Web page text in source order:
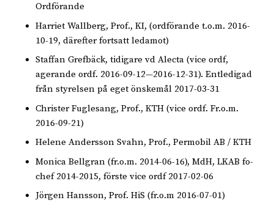
Ordförande
Harriet Wallberg, Prof., KI, (ordförande t.o.m. 2016-
10-19, därefter fortsatt ledamot)
Staffan Grefbäck, tidigare vd Alecta (vice ordf,
agerande ordf. 2016-09-12—2016-12-31). Entledigad
från styrelsen på eget önskemål 2017-03-31
Christer Fuglesang, Prof., KTH (vice ordf. Fr.o.m.
2016-09-21)
Helene Andersson Svahn, Prof., Permobil AB / KTH
Monica Bellgran (fr.o.m. 2014-06-16), MdH, LKAB fo-
chef 2014-2015, förste vice ordf 2017-02-06
Jörgen Hansson, Prof. HiS (fr.o.m 2016-07-01)